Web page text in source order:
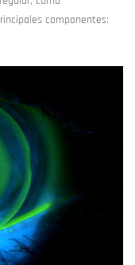
componentes: